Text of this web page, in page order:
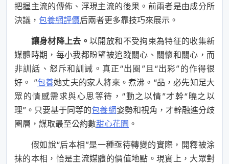
把握主流的傳佈、浮現主流的後果。前兩者是由成分所
決議， 包養網評價后兩者更多靠技巧來展示。
讓身材降上去。以開放和不受拘束為特征的收集新
媒體時期，每小我都盼望被追蹤關心、關懷和關心，而
非訓話、怒斥和訓誡。真正“出圈”且“出彩”的作得很
好。 ”包養她丈夫的家人將來。煮沸。“品，必先知足大
眾的情感需求與心思等待，“動之以情”才幹“曉之以
理”。只要基于同等的包養網姿勢和視角，才幹融進分歧
圈層，謀取最至公約數甜心花園 。
假如說“后本相”是一種亟待轉變的實際，開釋被涂
抹的本相，恰是主流媒體的價值地點。現實上，大眾對